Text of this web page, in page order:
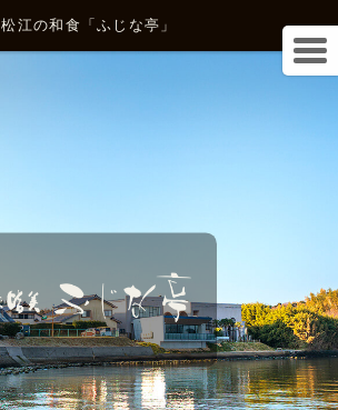
松江の和食「ふじな亭」